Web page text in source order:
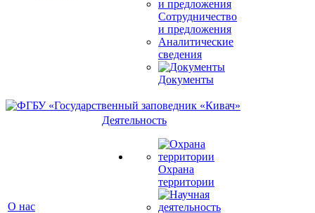
Сотрудничество
и предложения
Аналитические
сведения
Документы
О нас
Деятельность
Охрана
территории